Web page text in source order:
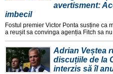
avertisment:
imbecil
Fostul premier Victor Ponta susține ca
a reușit sa convinga agenția Fitch sa nu
Adrian Veștea
discuțiile de la
interzis să îl